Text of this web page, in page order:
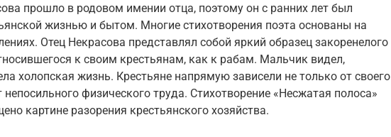
прошло в родовом имении отца, поэтому он с ранних лет был
жизнью и бытом. Многие стихотворения поэта основаны на
Отец Некрасова представлял собой яркий образец закоренелого
к своим крестьянам, как к рабам. Мальчик видел,
холопская жизнь. Крестьяне напрямую зависели не только от своего
непосильного физического труда. Стихотворение «Несжатая полоса»
картине разорения крестьянского хозяйства.